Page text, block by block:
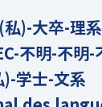
)-大卒-理系
不明-不明-
学士-文系